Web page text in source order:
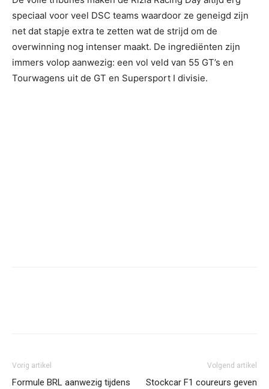
speciaal voor veel DSC teams waardoor ze geneigd zijn
net dat stapje extra te zetten wat de strijd om de
overwinning nog intenser maakt. De ingrediënten zijn
immers volop aanwezig: een vol veld van 55 GT’s en
Tourwagens uit de GT en Supersport I divisie.
Vorig artikel
Formule BRL aanwezig tijdens
Volgend artikel
Stockcar F1 coureurs geven